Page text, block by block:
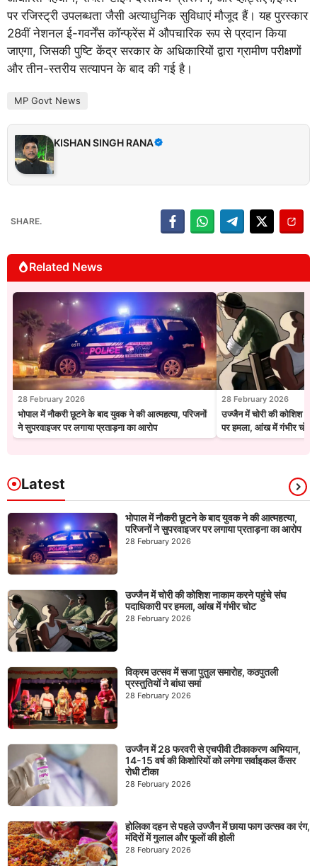
पर रजिस्ट्री उपलब्धता जैसी अत्याधुनिक सुविधाएं मौजूद हैं। यह पुरस्कार
28वीं नेशनल ई-गवर्नेंस कॉन्फ्रेंस में औपचारिक रूप से प्रदान किया
जाएगा, जिसकी पुष्टि केंद्र सरकार के अधिकारियों द्वारा ग्रामीण परीक्षणों
और तीन-स्तरीय सत्यापन के बाद की गई है।
MP Govt News
KISHAN SINGH RANA
SHARE.
Related News
28 February 2026
भोपाल में नौकरी छूटने के बाद युवक ने की आत्महत्या, परिजनों
ने सुपरवाइजर पर लगाया प्रताड़ना का आरोप
28 February 2026
उज्जैन में चोरी की कोशिश
पर हमला, आंख में गंभीर चोट
Latest
भोपाल में नौकरी छूटने के बाद युवक ने की आत्महत्या,
परिजनों ने सुपरवाइजर पर लगाया प्रताड़ना का आरोप
28 February 2026
उज्जैन में चोरी की कोशिश नाकाम करने पहुंचे संघ
पदाधिकारी पर हमला, आंख में गंभीर चोट
28 February 2026
विक्रम उत्सव में सजा पुतुल समारोह, कठपुतली
प्रस्तुतियों ने बांधा समां
28 February 2026
उज्जैन में 28 फरवरी से एचपीवी टीकाकरण अभियान,
14-15 वर्ष की किशोरियों को लगेगा सर्वाइकल कैंसर
रोधी टीका
28 February 2026
होलिका दहन से पहले उज्जैन में छाया फाग उत्सव का रंग,
मंदिरों में गुलाल और फूलों की होली
28 February 2026